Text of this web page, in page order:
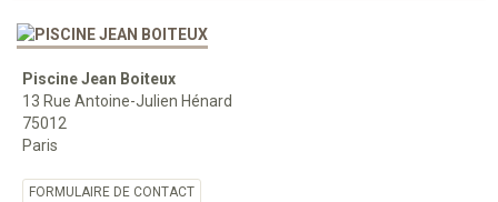
Piscine Jean Boiteux
13 Rue Antoine-Julien Hénard
75012
Paris
FORMULAIRE DE CONTACT